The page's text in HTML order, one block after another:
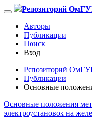
Репозиторий
Авторы
Публикации
Поиск
Вход
Репозиторий
Публикации
Основные
Основные положения
электроустановок на